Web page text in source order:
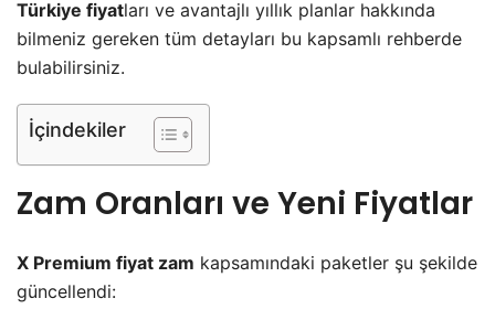
Türkiye fiyatları ve avantajlı yıllık planlar hakkında
bilmeniz gereken tüm detayları bu kapsamlı rehberde
bulabilirsiniz.
İçindekiler
Zam Oranları ve Yeni Fiyatlar
X Premium fiyat zam kapsamındaki paketler şu şekilde
güncellendi: